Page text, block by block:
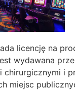
licencję na
wydawana
chirurgicznymi i
miejsc